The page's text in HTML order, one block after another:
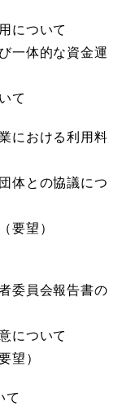
について
一体的な資金運
て
における利用料
体との協議につ
要望）
委員会報告書の
について
望）
て